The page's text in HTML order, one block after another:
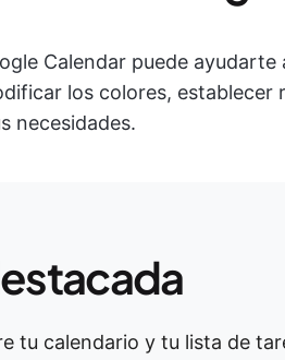
Calendar puede
los colores, establecer
necesidades.
tu calendario y tu lista de